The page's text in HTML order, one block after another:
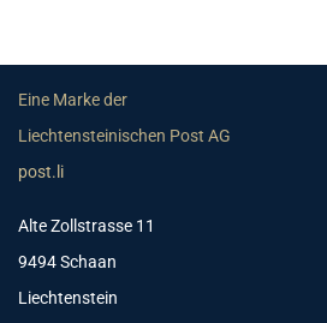
Eine Marke der
Liechtensteinischen Post AG
post.li
Alte Zollstrasse 11
9494 Schaan
Liechtenstein